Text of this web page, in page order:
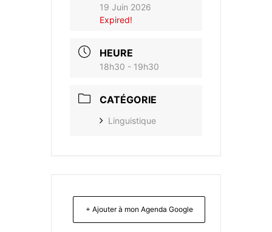
19 Juin 2026
Expired!
HEURE
18h30 - 19h30
CATÉGORIE
Linguistique
+ Ajouter à mon Agenda Google